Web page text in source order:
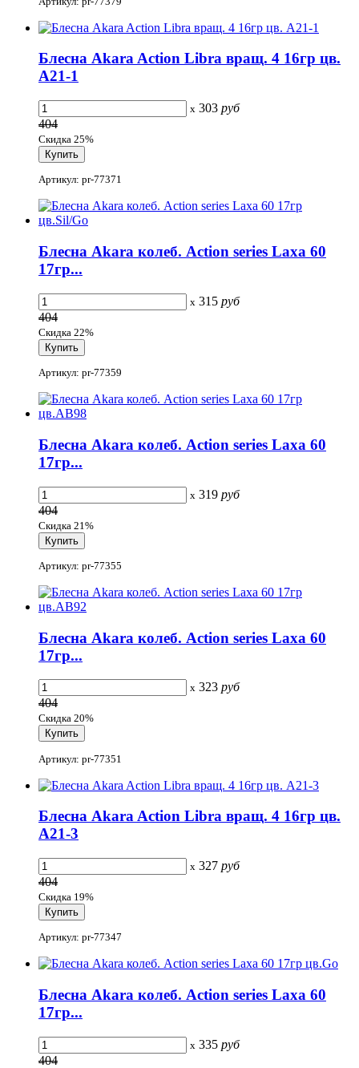
Блесна Akara Action Libra вращ. 4 16гр цв.
A21-1
x 303 руб
404
Скидка 25%
Артикул: pr-77371
Блесна Akara колеб. Action series Laxa 60
17гр...
x 315 руб
404
Скидка 22%
Артикул: pr-77359
Блесна Akara колеб. Action series Laxa 60
17гр...
x 319 руб
404
Скидка 21%
Артикул: pr-77355
Блесна Akara колеб. Action series Laxa 60
17гр...
x 323 руб
404
Скидка 20%
Артикул: pr-77351
Блесна Akara Action Libra вращ. 4 16гр цв.
A21-3
x 327 руб
404
Скидка 19%
Артикул: pr-77347
Блесна Akara колеб. Action series Laxa 60
17гр...
x 335 руб
404